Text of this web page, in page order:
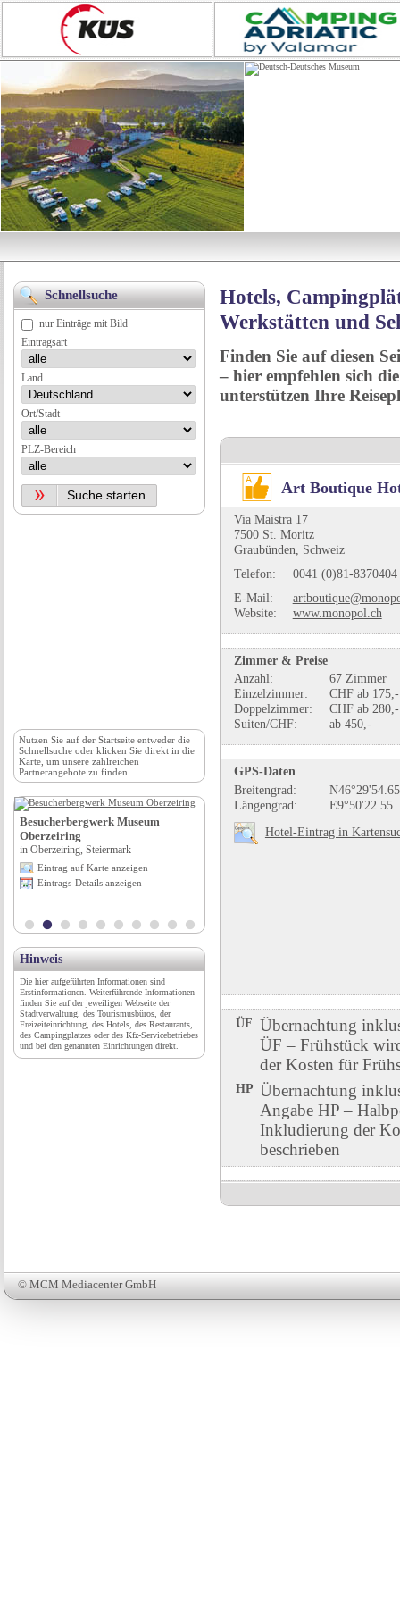
Hotels,
Werkstätten und
Finden Sie auf diesen
– hier empfehlen sich
unterstützen Ihre
Art Boutique
Via Maistra 17
7500 St. Moritz
Graubünden, Schweiz
Telefon:
0041 (0)81-8370404
E-Mail:
Website:
www.monopol.ch
Zimmer & Preise
Anzahl:
67 Zimmer
Einzelzimmer:
CHF ab 175,-
Doppelzimmer:
CHF ab 280,-
Suiten/CHF:
ab 450,-
GPS-Daten
Breitengrad:
N46°29'54.65
Längengrad:
E9°50'22.55
Hotel-Eintrag in
ÜF Übernachtung
ÜF – Frühstück
der Kosten für
HP Übernachtung
Angabe HP –
Inkludierung der
beschrieben
© MCM Mediacenter GmbH
Schnellsuche
nur Einträge mit Bild
Eintragsart
Land
Ort/Stadt
PLZ-Bereich
Nutzen Sie auf der Startseite entweder die
Schnellsuche oder klicken Sie direkt in die
Karte, um unsere zahlreichen
Partnerangebote zu finden.
Besucherbergwerk Museum
Oberzeiring
in Oberzeiring, Steiermark
Eintrag auf Karte anzeigen
Eintrags-Details anzeigen
Stadt Heidenheim - Stadt-
Information
Hinweis
Die hier aufgeführten Informationen sind
Erstinformationen. Weiterführende Informationen
finden Sie auf der jeweiligen Webseite der
Stadtverwaltung, des Tourismusbüros, der
Freizeiteinrichtung, des Hotels, des Restaurants,
des Campingplatzes oder des Kfz-Servicebetriebes
und bei den genannten Einrichtungen direkt.